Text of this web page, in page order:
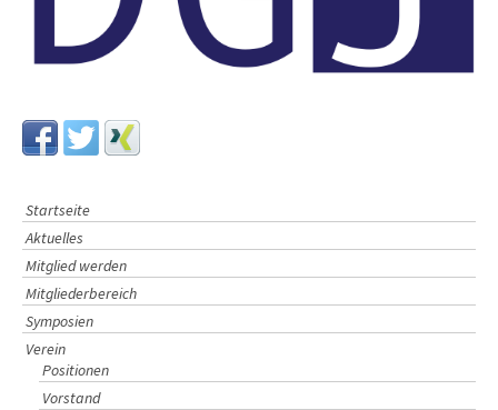
i
o
Startseite
Aktuelles
Mitglied werden
Mitgliederbereich
Symposien
Verein
Positionen
Vorstand